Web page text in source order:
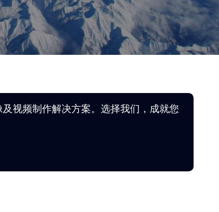
视频制作解决方案。选择我们，成就您